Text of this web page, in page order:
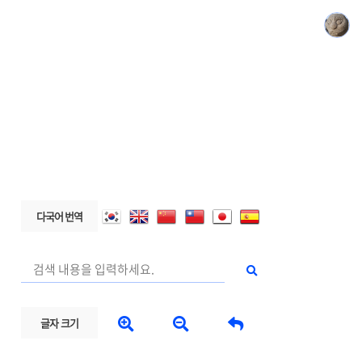
다국어 번역
글자 크기   